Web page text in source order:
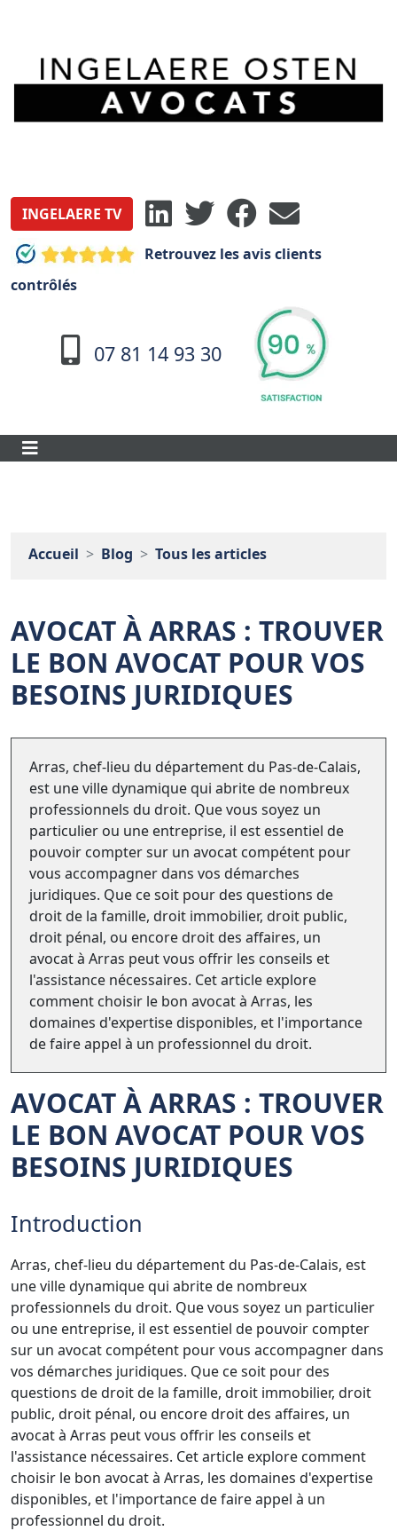
INGELAERE TV
Retrouvez les avis clients
contrôlés
07 81 14 93 30
Accueil Blog Tous les articles
AVOCAT À ARRAS : TROUVER
LE BON AVOCAT POUR VOS
BESOINS JURIDIQUES
Arras, chef-lieu du département du Pas-de-Calais,
est une ville dynamique qui abrite de nombreux
professionnels du droit. Que vous soyez un
particulier ou une entreprise, il est essentiel de
pouvoir compter sur un avocat compétent pour
vous accompagner dans vos démarches
juridiques. Que ce soit pour des questions de
droit de la famille, droit immobilier, droit public,
droit pénal, ou encore droit des affaires, un
avocat à Arras peut vous offrir les conseils et
l'assistance nécessaires. Cet article explore
comment choisir le bon avocat à Arras, les
domaines d'expertise disponibles, et l'importance
de faire appel à un professionnel du droit.
AVOCAT À ARRAS : TROUVER
LE BON AVOCAT POUR VOS
BESOINS JURIDIQUES
Introduction
Arras, chef-lieu du département du Pas-de-Calais, est
une ville dynamique qui abrite de nombreux
professionnels du droit. Que vous soyez un particulier
ou une entreprise, il est essentiel de pouvoir compter
sur un avocat compétent pour vous accompagner dans
vos démarches juridiques. Que ce soit pour des
questions de droit de la famille, droit immobilier, droit
public, droit pénal, ou encore droit des affaires, un
avocat à Arras peut vous offrir les conseils et
l'assistance nécessaires. Cet article explore comment
choisir le bon avocat à Arras, les domaines d'expertise
disponibles, et l'importance de faire appel à un
professionnel du droit.